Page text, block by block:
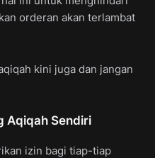
orderan akan terlambat
kini juga dan jangan
Aqiqah Sendiri
izin bagi tiap-tiap